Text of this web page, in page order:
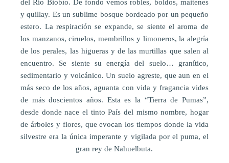
y quillay. Es un sublime bosque bordeado por un pequeño
estero. La respiración se expande, se siente el aroma de
los manzanos, ciruelos, membrillos y limoneros, la alegría
de los perales, las higueras y de las murtillas que salen al
encuentro. Se siente su energía del suelo… granítico,
sedimentario y volcánico. Un suelo agreste, que aun en el
más seco de los años, aguanta con vida y fragancia vides
de más doscientos años. Esta es la “Tierra de Pumas”,
desde donde nace el tinto País del mismo nombre, hogar
de árboles y flores, que evocan los tiempos donde la vida
silvestre era la única imperante y vigilada por el puma, el
gran rey de Nahuelbuta.